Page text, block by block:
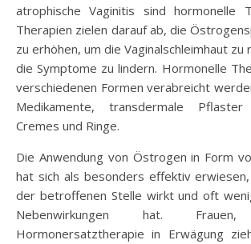
atrophische Vaginitis sind hormonelle
Therapien zielen darauf ab, die
zu erhöhen, um die Vaginalschleimhaut
die Symptome zu lindern. Hormonelle
verschiedenen Formen verabreicht
Medikamente, transdermale
Cremes und Ringe.
Die Anwendung von Östrogen in Form
hat sich als besonders effektiv
der betroffenen Stelle wirkt und oft
Nebenwirkungen hat.
Hormonersatztherapie in Erwägung